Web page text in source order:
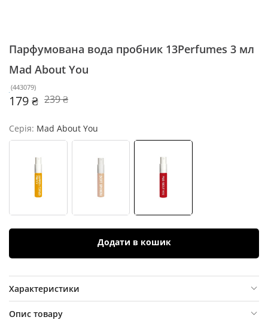
Парфумована вода пробник 13Perfumes 3 мл
Mad About You
(443079)
179 ₴ 239 ₴
Серія: Mad About You
Додати в кошик
Характеристики
Опис товару